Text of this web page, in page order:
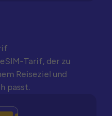
Tarif, der zu
Reiseziel und
passt.